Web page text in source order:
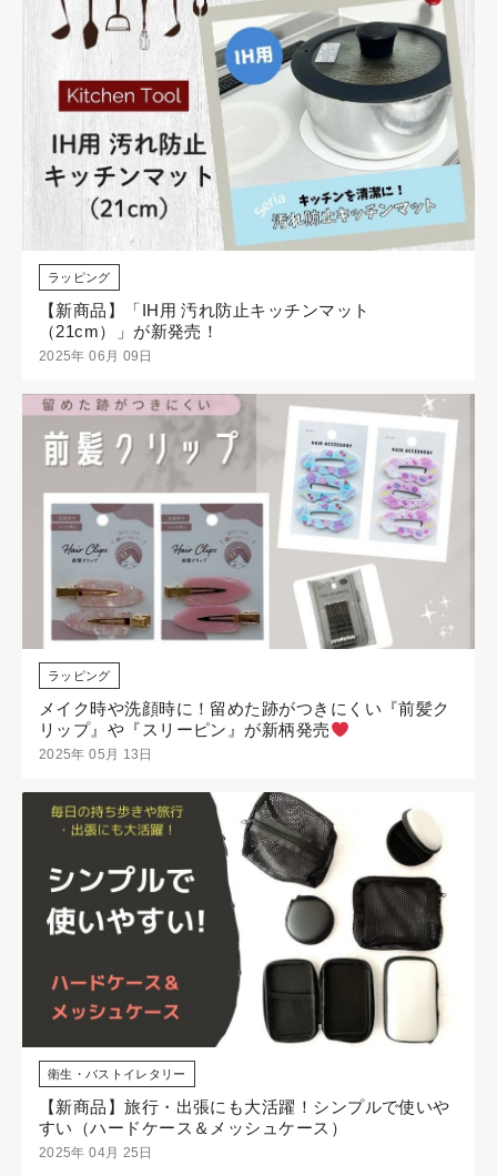
ラッピング
【新商品】「IH用 汚れ防止キッチンマット
（21cm）」が新発売！
2025年 06月 09日
ラッピング
メイク時や洗顔時に！留めた跡がつきにくい『前髪ク
リップ』や『スリーピン』が新柄発売
2025年 05月 13日
衛生・バストイレタリー
【新商品】旅行・出張にも大活躍！シンプルで使いや
すい（ハードケース＆メッシュケース）
2025年 04月 25日